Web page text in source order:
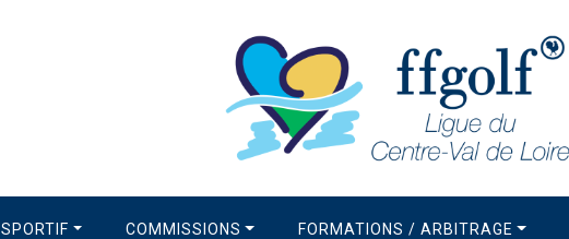
SPORTIF COMMISSIONS FORMATIONS / ARBITRAGE